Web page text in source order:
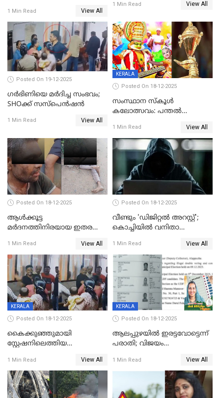
ക്ലീനര്‍ പിടിയിൽ
1 Min Read View All
യുവതി
1 Min Read View All
Posted On 19-12-2025
ഗര്‍ഭിണിയെ മർദിച്ച സംഭവം;
SHOക്ക് സസ്പെൻഷൻ
1 Min Read View All
KERALA
Posted On 18-12-2025
സംസ്ഥാന സ്കൂൾ
കലോത്സവം: പന്തൽ
1 Min Read View All
Posted On 18-12-2025
ആൾക്കൂട്ട
മർദനത്തിനിരയായ ഇതര
നടുക്കുന്ന സംഭവം
വാളയാറിൽ
1 Min Read View All
Posted On 18-12-2025
വീണ്ടും 'ഡിജിറ്റല്‍ അറസ്റ്റ്';
കൊച്ചിയില്‍ വനിതാ
കോടി രൂപ
1 Min Read View All
KERALA
Posted On 18-12-2025
കൈക്കുഞ്ഞുമായി
സ്റ്റേഷനിലെത്തിയ
കരണത്തടിച്ചു; CC ടിവി
ദൃശ്യങ്ങൾ പുറത്ത്
1 Min Read View All
KERALA
Posted On 18-12-2025
ആലപ്പുഴയിൽ ഇരട്ടവോട്ടെന്ന്
പരാതി; വിജയം
വാർഡിലെ എൽഡിഎഫ്
സ്ഥാനാർത്ഥി
1 Min Read View All